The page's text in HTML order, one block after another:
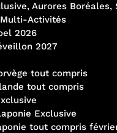
Aurores Boréales,
Activités
2026
2027
tout compris
tout compris
Exclusive
tout compris